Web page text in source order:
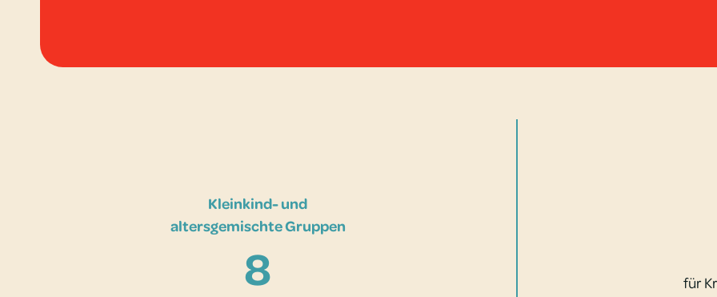
Kleinkind- und
altersgemischte Gruppen
8 für